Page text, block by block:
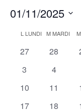
01/11/2025
une
date.
de
L LUNDI MMARDI M
0
27
0
28
0
3
0
4
0
10
0
11
0
17
0
18